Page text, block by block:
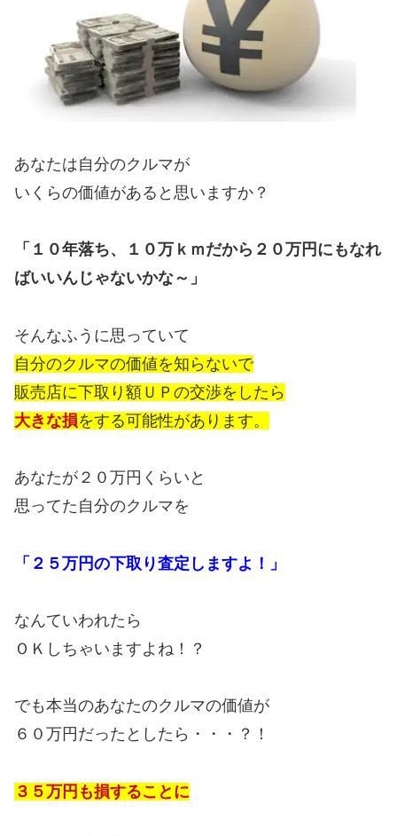
あなたは自分のクルマが
いくらの価値があると思いますか？
「１０年落ち、１０万ｋｍだから２０万円にもなれ
ばいいんじゃないかな～」
そんなふうに思っていて
自分のクルマの価値を知らないで
販売店に下取り額ＵＰの交渉をしたら
大きな損をする可能性があります。
あなたが２０万円くらいと
思ってた自分のクルマを
「２５万円の下取り査定しますよ！」
なんていわれたら
ＯＫしちゃいますよね！？
でも本当のあなたのクルマの価値が
６０万円だったとしたら・・・？！
３５万円も損することに